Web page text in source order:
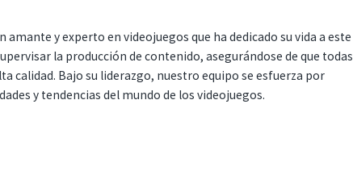
amante y experto en videojuegos que ha dedicado su vida a este
la producción de contenido, asegurándose de que todas
calidad. Bajo su liderazgo, nuestro equipo se esfuerza por
y tendencias del mundo de los videojuegos.